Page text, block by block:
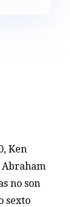
Ken
Abraham
no son
sexto